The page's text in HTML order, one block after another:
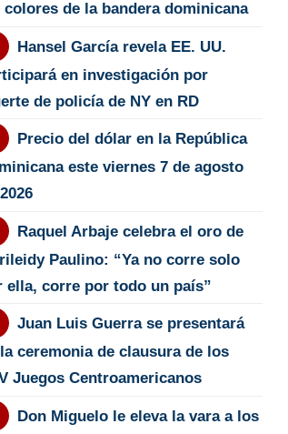
colores de la bandera dominicana
Hansel García revela EE. UU.
en investigación por
de policía de NY en RD
Precio del dólar en la República
este viernes 7 de agosto
Raquel Arbaje celebra el oro de
Paulino: “Ya no corre solo
ella, corre por todo un país”
Juan Luis Guerra se presentará
ceremonia de clausura de los
Juegos Centroamericanos
Don Miguelo le eleva la vara a los